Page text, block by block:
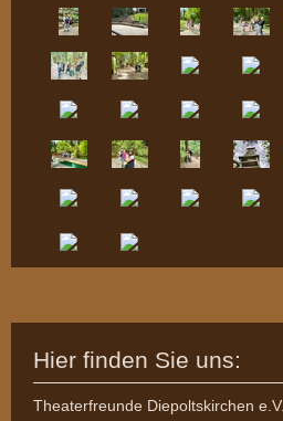
Hier finden Sie uns:
Theaterfreunde Diepoltskirchen e.V.